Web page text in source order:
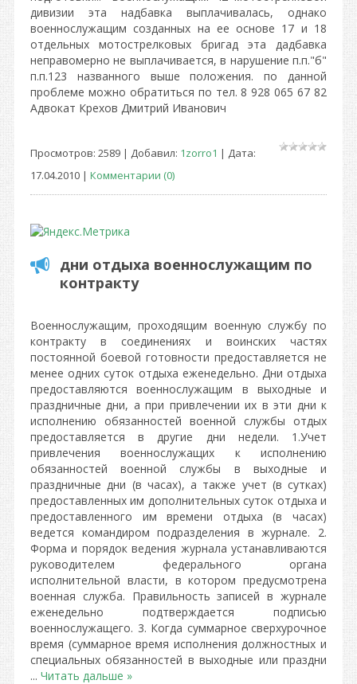
дивизии эта надбавка выплачивалась, однако
военнослужащим созданных на ее основе 17 и 18
отдельных мотострелковых бригад эта дадбавка
неправомерно не выплачивается, в нарушение п.п."б"
п.п.123 названного выше положения. по данной
проблеме можно обратиться по тел. 8 928 065 67 82
Адвокат Крехов Дмитрий Иванович
Просмотров: 2589 | Добавил: 1zorro1 | Дата:
17.04.2010 | Комментарии (0)
дни отдыха военнослужащим по
контракту
Военнослужащим, проходящим военную службу по
контракту в соединениях и воинских частях
постоянной боевой готовности предоставляется не
менее одних суток отдыха еженедельно. Дни отдыха
предоставляются военнослужащим в выходные и
праздничные дни, а при привлечении их в эти дни к
исполнению обязанностей военной службы отдых
предоставляется в другие дни недели. 1.Учет
привлечения военнослужащих к исполнению
обязанностей военной службы в выходные и
праздничные дни (в часах), а также учет (в сутках)
предоставленных им дополнительных суток отдыха и
предоставленного им времени отдыха (в часах)
ведется командиром подразделения в журнале. 2.
Форма и порядок ведения журнала устанавливаются
руководителем федерального органа
исполнительной власти, в котором предусмотрена
военная служба. Правильность записей в журнале
еженедельно подтверждается подписью
военнослужащего. 3. Когда суммарное сверхурочное
время (суммарное время исполнения должностных и
специальных обязанностей в выходные или праздни
... Читать дальше »